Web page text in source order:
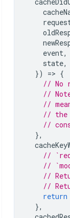
event,
state,
})
=> {
// No
//
//
// the
//
},
//
//
//
//
return
},